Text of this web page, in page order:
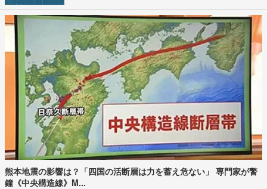
熊本地震の影響は？「四国の活断層は力を蓄え危ない」 専門家が警
鐘《中央構造線》M...